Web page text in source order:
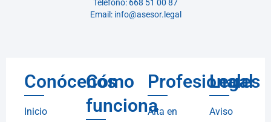
Teléfono: 668 51 00 87
Email: info@asesor.legal
Conócenos
Inicio
Cómo
funciona
Profesionales
Alta en
Legal
Aviso